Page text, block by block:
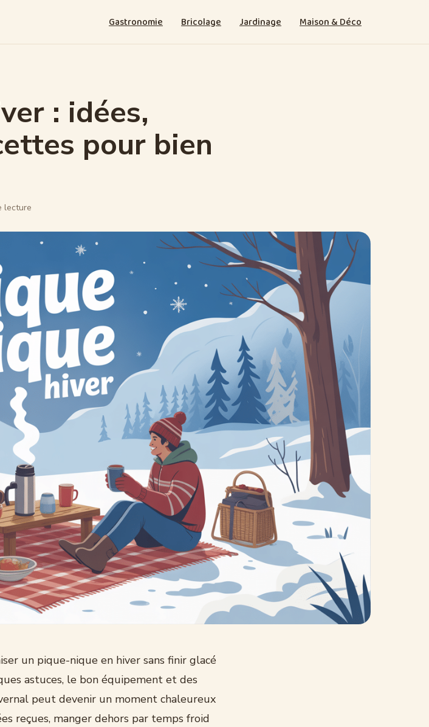
Gastronomie Bricolage Jardinage Maison & Déco
: idées,
pour bien
lecture
un pique-nique en hiver sans finir glacé
astuces, le bon équipement et des
peut devenir un moment chaleureux
reçues, manger dehors par temps froid